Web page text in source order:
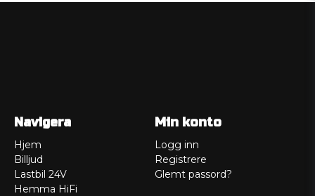
Navigera
Hjem
Billjud
Lastbil 24V
Hemma HiFi
Min konto
Logg inn
Registrere
Glemt passord?